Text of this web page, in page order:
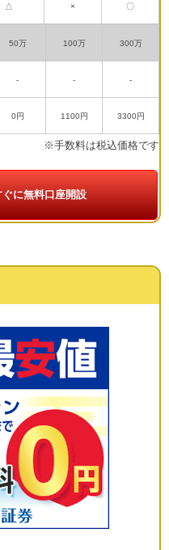
△ × 〇
50万 100万 300万
- - -
0円 1100円 3300円
※手数料は税込価格です
ぐに無料口座開設